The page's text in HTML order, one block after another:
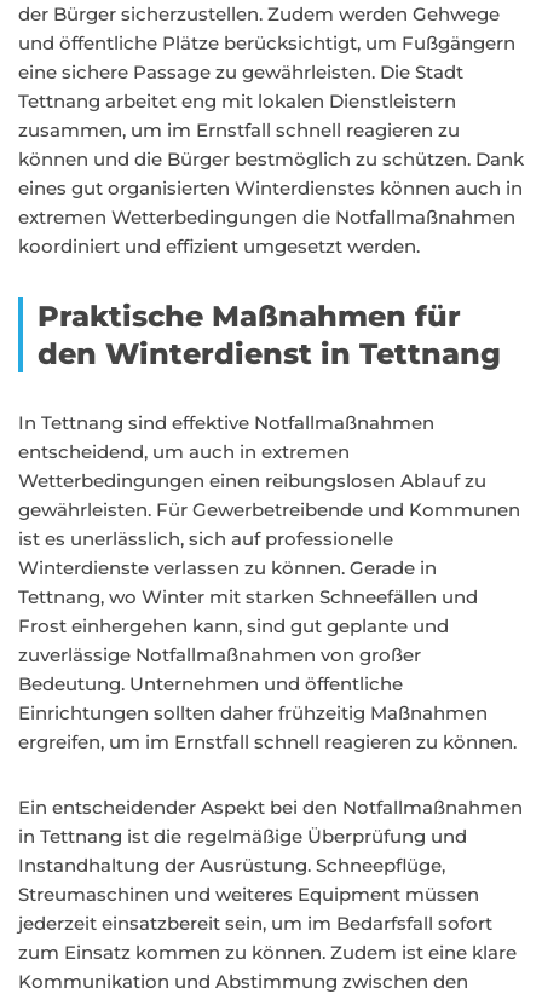
der Bürger sicherzustellen. Zudem werden Gehwege
und öffentliche Plätze berücksichtigt, um Fußgängern
eine sichere Passage zu gewährleisten. Die Stadt
Tettnang arbeitet eng mit lokalen Dienstleistern
zusammen, um im Ernstfall schnell reagieren zu
können und die Bürger bestmöglich zu schützen. Dank
eines gut organisierten Winterdienstes können auch in
extremen Wetterbedingungen die Notfallmaßnahmen
koordiniert und effizient umgesetzt werden.
Praktische Maßnahmen für
den Winterdienst in Tettnang
In Tettnang sind effektive Notfallmaßnahmen
entscheidend, um auch in extremen
Wetterbedingungen einen reibungslosen Ablauf zu
gewährleisten. Für Gewerbetreibende und Kommunen
ist es unerlässlich, sich auf professionelle
Winterdienste verlassen zu können. Gerade in
Tettnang, wo Winter mit starken Schneefällen und
Frost einhergehen kann, sind gut geplante und
zuverlässige Notfallmaßnahmen von großer
Bedeutung. Unternehmen und öffentliche
Einrichtungen sollten daher frühzeitig Maßnahmen
ergreifen, um im Ernstfall schnell reagieren zu können.
Ein entscheidender Aspekt bei den Notfallmaßnahmen
in Tettnang ist die regelmäßige Überprüfung und
Instandhaltung der Ausrüstung. Schneepflüge,
Streumaschinen und weiteres Equipment müssen
jederzeit einsatzbereit sein, um im Bedarfsfall sofort
zum Einsatz kommen zu können. Zudem ist eine klare
Kommunikation und Abstimmung zwischen den